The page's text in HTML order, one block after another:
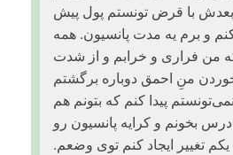
با قرض تونستم پول پیش
و برم یه مدت پانسیون. همه
من فراری و خرابم و از شدت
منِ احمق دوباره برگشتم
پیدا کنم که بتونم هم
بخونم و کرایه پانسیون رو
یکم تغییر ایجاد کنم توی وضعم.